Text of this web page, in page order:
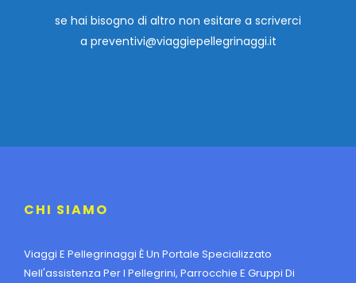
se hai bisogno di altro non esitare a scriverci
a preventivi@viaggiepellegrinaggi.it
CHI SIAMO
Viaggi E Pellegrinaggi È Un Portale Specializzato
Nell'assistenza Per I Pellegrini, Parrocchie E Gruppi Di